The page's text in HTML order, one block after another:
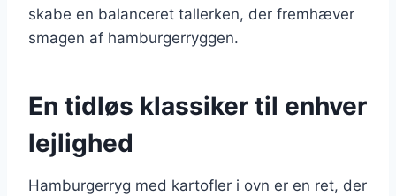
skabe en balanceret tallerken, der fremhæver
smagen af hamburgerryggen.
En tidløs klassiker til enhver
lejlighed
Hamburgerryg med kartofler i ovn er en ret, der